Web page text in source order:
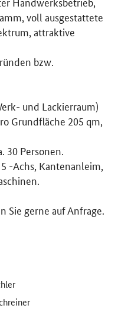
voll ausgestattete
attraktive
bzw.
und Lackierraum)
Grundfläche 205 qm,
30 Personen.
-Achs, Kantenanleim,
Sie gerne auf Anfrage.